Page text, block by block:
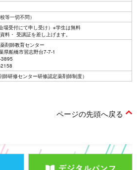
等一切不問）
場受付にて申し受け）※学生は無料
料・ 受講証を差し上げます。
剤師教育センター
県船橋市習志野台7-7-1
師研修センター研修認定薬剤師制度）
ページの先頭へ戻る